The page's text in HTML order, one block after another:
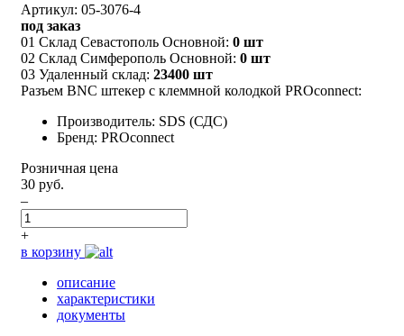
Артикул: 05-3076-4
под заказ
01 Склад Севастополь Основной: 0 шт
02 Склад Симферополь Основной: 0 шт
03 Удаленный склад: 23400 шт
Разъем BNC штекер с клеммной колодкой PROconnect:
Производитель: SDS (СДС)
Бренд: PROconnect
Розничная цена
30 руб.
–
+
в корзину
описание
характеристики
документы